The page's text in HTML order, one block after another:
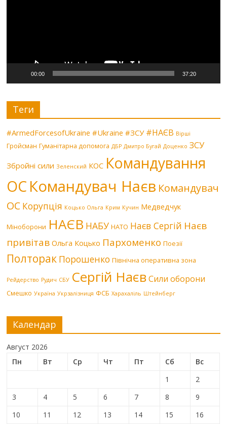
00:00 37:20
Теги
#ArmedForcesofUkraine #Ukraine #ЗСУ #НАЄВ Вірші
Гройсман Гуманітарна допомога ДБР Дмитро Бугай Доценко ЗСУ
Збройні сили Зеленский КОС Командування
ОС Командувач Наєв Командувач
ОС Корупція Коцько Ольга Крим Кучин Медведчук
Міноборони НАЄВ НАБУ НАТО Наєв Сергій Наєв
привітав Ольга Коцько Пархоменко Поезії
Полторак Порошенко Північна оперативна зона
Рейдерство Рудич СБУ Сергій Наєв Сили оборони
Смешко Україна Укрзалізниця ФСБ Харахаліль Штейнберг
Календар
Август 2026
Пн
Вт Ср Чт Пт Сб
Вс
1
2
3
4 5 6 7 8
9
10
11 12 13 14 15
16